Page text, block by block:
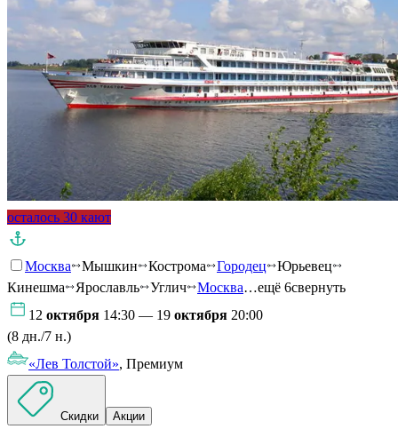
осталось 30 кают
Москва Мышкин Кострома Городец
Юрьевец
Кинешма
Ярославль Углич Москва…ещё 6свернуть
12 октября 14:30 — 19 октября 20:00
(8 дн./7 н.)
«Лев Толстой», Премиум
Скидки Акции